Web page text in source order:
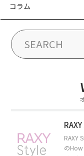
コラム
RAXY
の